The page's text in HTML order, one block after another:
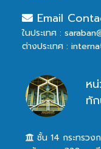
Email
ในประเทศ :
ต่างประเทศ :
ห
ทั
ชั้น 14 กระทรวง